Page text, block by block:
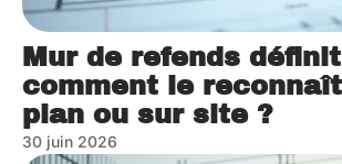
Mur de refends
comment le
plan ou sur site ?
30 juin 2026